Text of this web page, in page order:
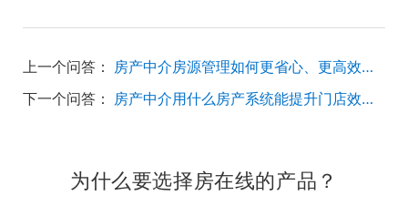
上一个问答：
房产中介房源管理如何更省心、更高效呢？
下一个问答：
房产中介用什么房产系统能提升门店效率？
为什么要选择房在线的产品？